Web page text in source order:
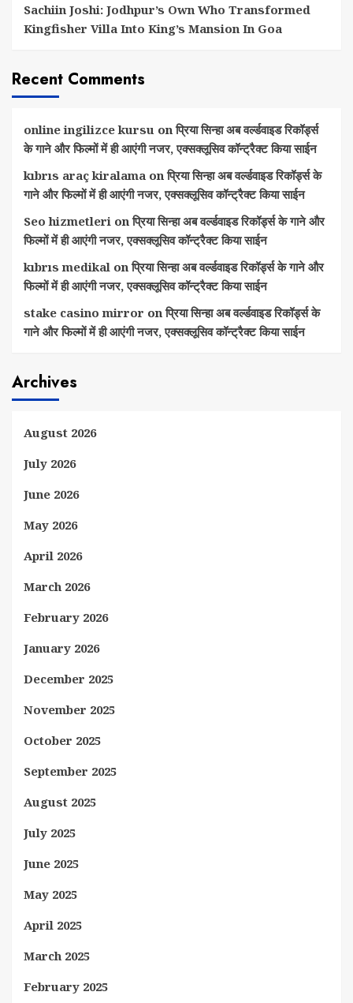
Sachiin Joshi: Jodhpur’s Own Who Transformed
Kingfisher Villa Into King’s Mansion In Goa
Recent Comments
online ingilizce kursu onप्रिया सिन्हा अब वर्ल्डवाइड रिकॉर्ड्स
के गाने और फिल्मों में ही आएंगी नजर, एक्सक्लूसिव कॉन्ट्रैक्ट किया साईन
kıbrıs araç kiralama onप्रिया सिन्हा अब वर्ल्डवाइड रिकॉर्ड्स के
गाने और फिल्मों में ही आएंगी नजर, एक्सक्लूसिव कॉन्ट्रैक्ट किया साईन
Seo hizmetleri onप्रिया सिन्हा अब वर्ल्डवाइड रिकॉर्ड्स के गाने और
फिल्मों में ही आएंगी नजर, एक्सक्लूसिव कॉन्ट्रैक्ट किया साईन
kıbrıs medikal onप्रिया सिन्हा अब वर्ल्डवाइड रिकॉर्ड्स के गाने और
फिल्मों में ही आएंगी नजर, एक्सक्लूसिव कॉन्ट्रैक्ट किया साईन
stake casino mirror onप्रिया सिन्हा अब वर्ल्डवाइड रिकॉर्ड्स के
गाने और फिल्मों में ही आएंगी नजर, एक्सक्लूसिव कॉन्ट्रैक्ट किया साईन
Archives
August 2026
July 2026
June 2026
May 2026
April 2026
March 2026
February 2026
January 2026
December 2025
November 2025
October 2025
September 2025
August 2025
July 2025
June 2025
May 2025
April 2025
March 2025
February 2025